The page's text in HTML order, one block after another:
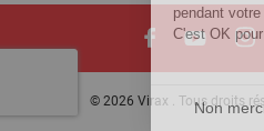
© 2026 Virax . Tous droits
pendant votre visite...
C'est OK pour vous ?
Non merci